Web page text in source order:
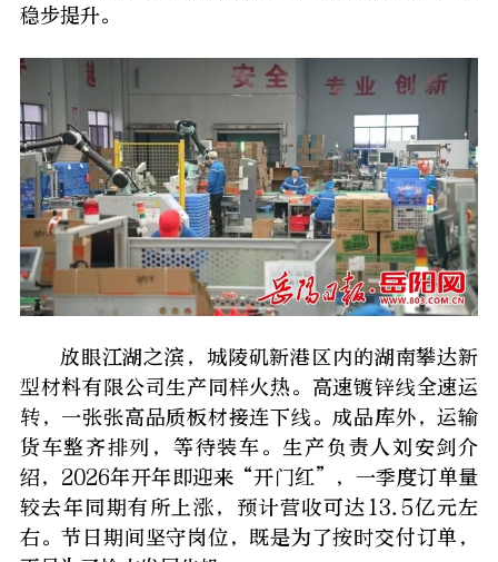
稳步提升。
放眼江湖之滨，城陵矶新港区内的湖南攀达新
型材料有限公司生产同样火热。高速镀锌线全速运
转，一张张高品质板材接连下线。成品库外，运输
货车整齐排列，等待装车。生产负责人刘安剑介
绍，2026年开年即迎来“开门红”，一季度订单量
较去年同期有所上涨，预计营收可达13.5亿元左
右。节日期间坚守岗位，既是为了按时交付订单，